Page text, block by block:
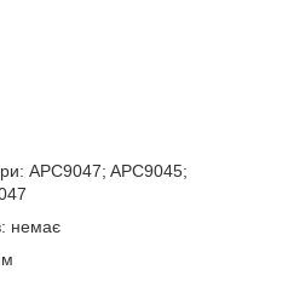
APC9047; APC9045;
немає